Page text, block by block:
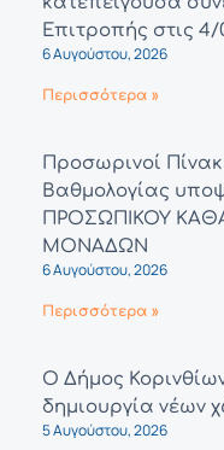
Επιτροπής στις 4/
6 Αυγούστου, 2026
Περισσότερα »
Προσωρινοί
Βαθμολογίας
ΠΡΟΣΩΠΙΚΟΥ
ΜΟΝΑΔΩΝ
6 Αυγούστου, 2026
Περισσότερα »
Ο Δήμος
δημιουργία νέων
5 Αυγούστου, 2026